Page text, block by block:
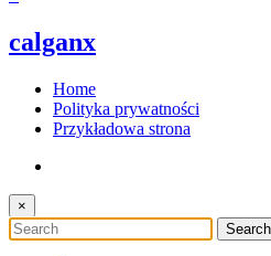
calganx
Home
Polityka prywatności
Przykładowa strona
×